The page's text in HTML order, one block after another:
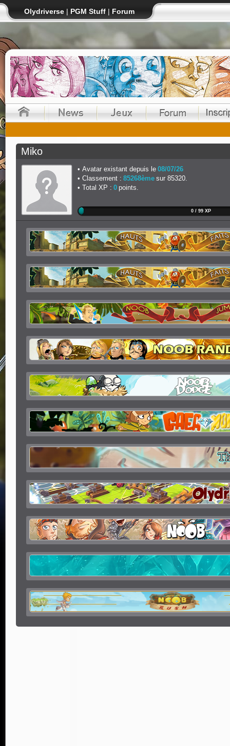
Olydriverse | PGM Stuff | Forum
Miko
Avatar existant depuis le 08/07/26
Classement : 85268ème sur 85320.
Total XP : 0 points.
0 / 99 XP